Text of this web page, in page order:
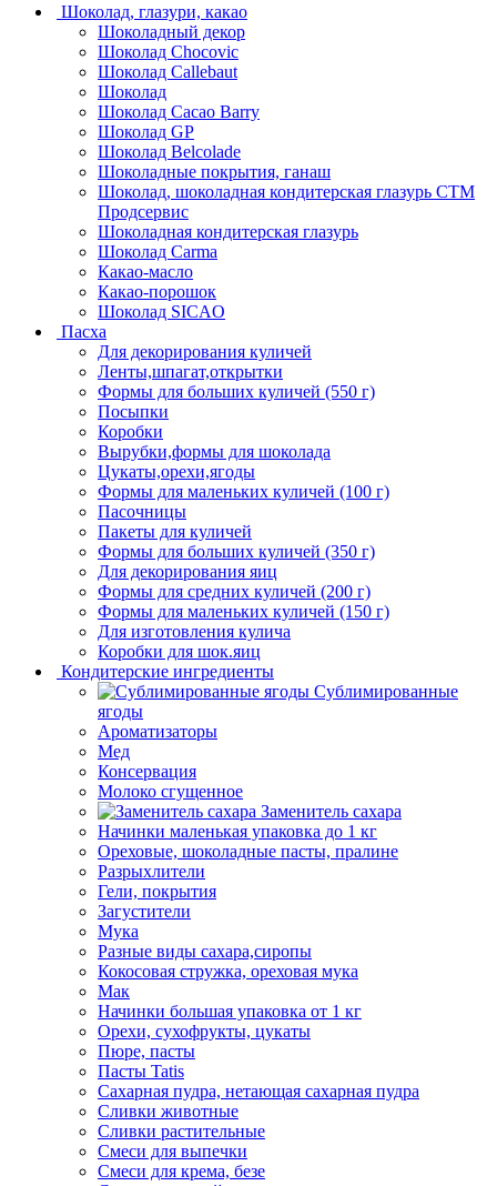
Шоколад, глазури, какао
Шоколадный декор
Шоколад Chocovic
Шоколад Callebaut
Шоколад
Шоколад Cacao Barry
Шоколад GP
Шоколад Belcolade
Шоколадные покрытия, ганаш
Шоколад, шоколадная кондитерская глазурь СТМ
Продсервис
Шоколадная кондитерская глазурь
Шоколад Carma
Какао-масло
Какао-порошок
Шоколад SICAO
Пасха
Для декорирования куличей
Ленты,шпагат,открытки
Формы для больших куличей (550 г)
Посыпки
Коробки
Вырубки,формы для шоколада
Цукаты,орехи,ягоды
Формы для маленьких куличей (100 г)
Пасочницы
Пакеты для куличей
Формы для больших куличей (350 г)
Для декорирования яиц
Формы для средних куличей (200 г)
Формы для маленьких куличей (150 г)
Для изготовления кулича
Коробки для шок.яиц
Кондитерские ингредиенты
Сублимированные
ягоды
Ароматизаторы
Мед
Консервация
Молоко сгущенное
Заменитель сахара
Начинки маленькая упаковка до 1 кг
Ореховые, шоколадные пасты, пралине
Разрыхлители
Гели, покрытия
Загустители
Мука
Разные виды сахара,сиропы
Кокосовая стружка, ореховая мука
Мак
Начинки большая упаковка от 1 кг
Орехи, сухофрукты, цукаты
Пюре, пасты
Пасты Tatis
Сахарная пудра, нетающая сахарная пудра
Сливки животные
Сливки растительные
Смеси для выпечки
Смеси для крема, безе